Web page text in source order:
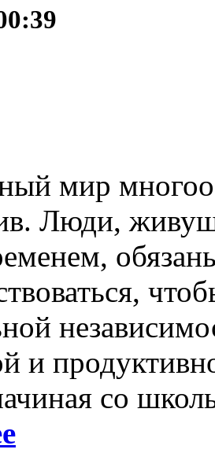
мир
Люди,
и
со